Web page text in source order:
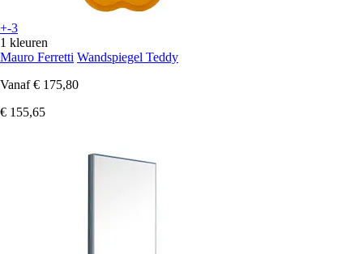
+-3
1 kleuren
Mauro Ferretti Wandspiegel Teddy
Vanaf € 175,80
€ 155,65